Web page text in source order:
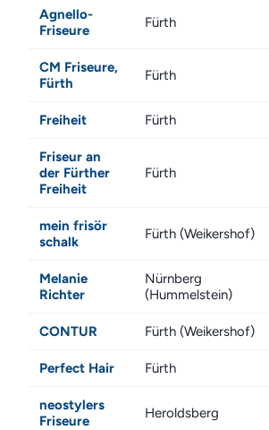
Agnello-
Friseure
Fürth
CM Friseure,
Fürth
Fürth
Freiheit Fürth
Friseur an
der Fürther
Freiheit
Fürth
mein frisör
schalk
Fürth (Weikershof)
Melanie
Richter
Nürnberg
(Hummelstein)
CONTUR Fürth (Weikershof)
Perfect Hair Fürth
neostylers
Friseure
Heroldsberg